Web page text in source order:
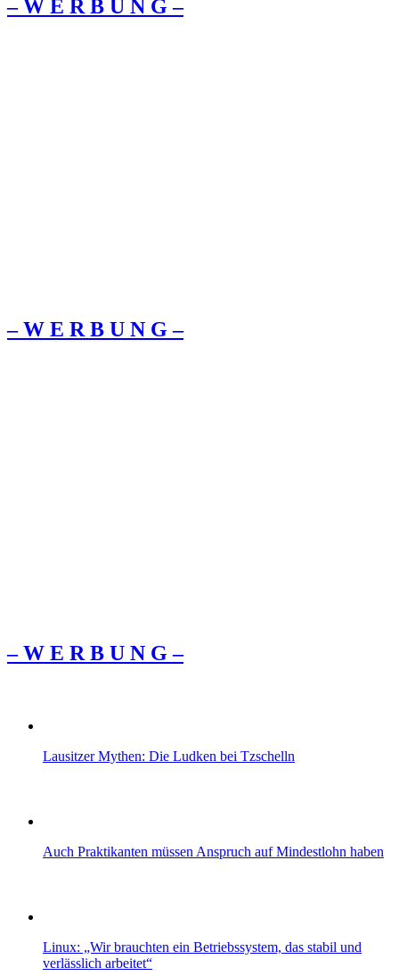
– W Ε R Β U Ν G –
– W Ε R Β U Ν G –
– W Ε R Β U Ν G –
Lausitzer Mythen: Die Ludken bei Tzschelln
Auch Praktikanten müssen Anspruch auf Mindestlohn haben
Linux: „Wir brauchten ein Betriebssystem, das stabil und
verlässlich arbeitet“